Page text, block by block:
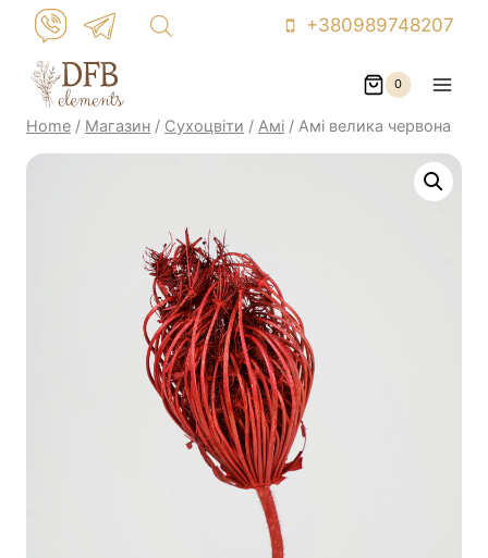
Skip
content
+380989748207
0
Home / Магазин / Сухоцвіти / Амі / Амі велика червона